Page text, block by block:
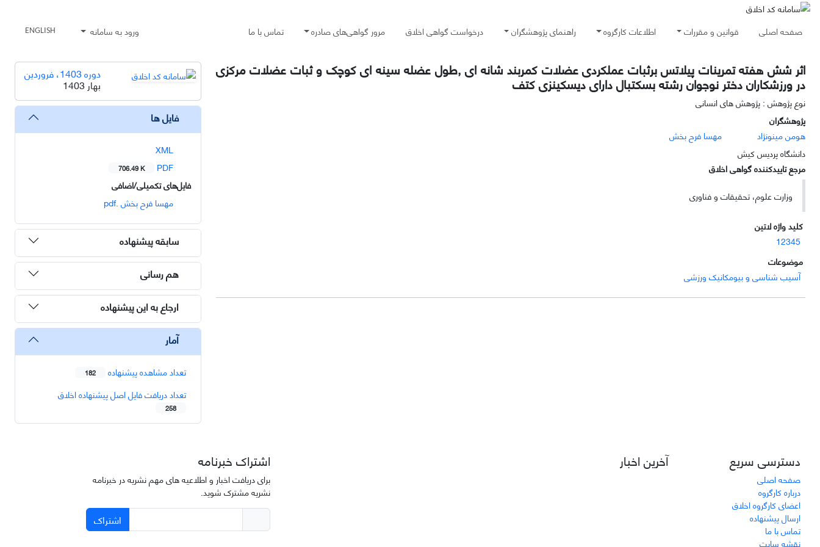
صفحه اصلی قوانین و مقررات اطلاعات کارگروه راهنمای پژوهشگران درخواست گواهی اخلاق مرور گواهی‌های صادره تماس با ما ورود به سامانه ENGLISH
اثر شش هفته تمرینات پیلاتس برثبات عملکردی عضلات کمربند شانه ای ,طول عضله سینه ای کوچک و ثبات عضلات مرکزی
در ورزشکاران دختر نوجوان رشته بسکتبال دارای دیسکینزی کتف
نوع پژوهش : پژوهش های انسانی
پژوهشگران
هومن مینونژاد
مهسا فرح بخش
دانشگاه پردیس کیش
مرجع تاییدکننده گواهی اخلاق
وزارت علوم، تحقیقات و فناوری
کلید واژه لاتین
12345
موضوعات
آسیب شناسی و بیومکانیک ورزشی
دوره 1403، فروردین
بهار 1403
فایل ها
XML
PDF
706.49 K
فایل‌های تکمیلی/اضافی
مهسا فرح بخش .pdf
سابقه پیشنهاده
هم رسانی
ارجاع به این پیشنهاده
آمار
تعداد مشاهده پیشنهاده 182
تعداد دریافت فایل اصل پیشنهاده اخلاق
258
دسترسی سریع
صفحه اصلی
درباره کارگروه
اعضای کارگروه اخلاق
ارسال پیشنهاده
تماس با ما
نقشه سایت
آخرین اخبار اشتراک خبرنامه
برای دریافت اخبار و اطلاعیه های مهم نشریه در خبرنامه
نشریه مشترک شوید.
اشتراک